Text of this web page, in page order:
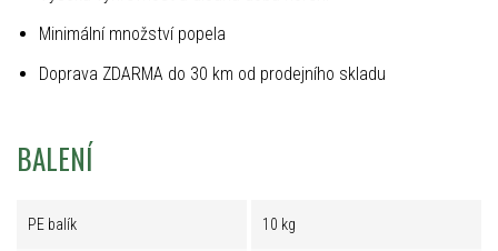
Minimální množství popela
Doprava ZDARMA do 30 km od prodejního skladu
BALENÍ
PE balík 10 kg